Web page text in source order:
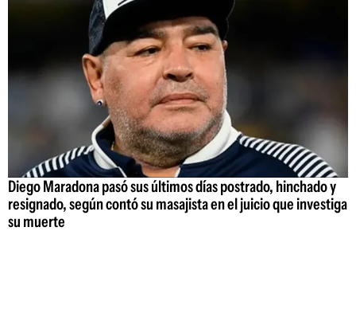
Diego Maradona pasó sus últimos días postrado, hinchado y
resignado, según contó su masajista en el juicio que investiga
su muerte